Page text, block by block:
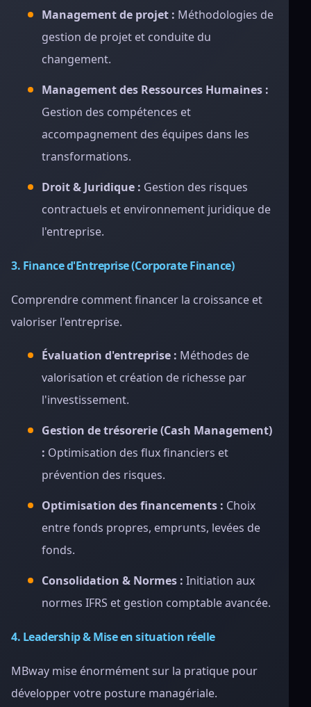
Management de projet : Méthodologies de
gestion de projet et conduite du
changement.
Management des Ressources Humaines :
Gestion des compétences et
accompagnement des équipes dans les
transformations.
Droit & Juridique : Gestion des risques
contractuels et environnement juridique de
l'entreprise.
3. Finance d'Entreprise (Corporate Finance)
Comprendre comment financer la croissance et
valoriser l'entreprise.
Évaluation d'entreprise : Méthodes de
valorisation et création de richesse par
l'investissement.
Gestion de trésorerie (Cash Management)
: Optimisation des flux financiers et
prévention des risques.
Optimisation des financements : Choix
entre fonds propres, emprunts, levées de
fonds.
Consolidation & Normes : Initiation aux
normes IFRS et gestion comptable avancée.
4. Leadership & Mise en situation réelle
MBway mise énormément sur la pratique pour
développer votre posture managériale.